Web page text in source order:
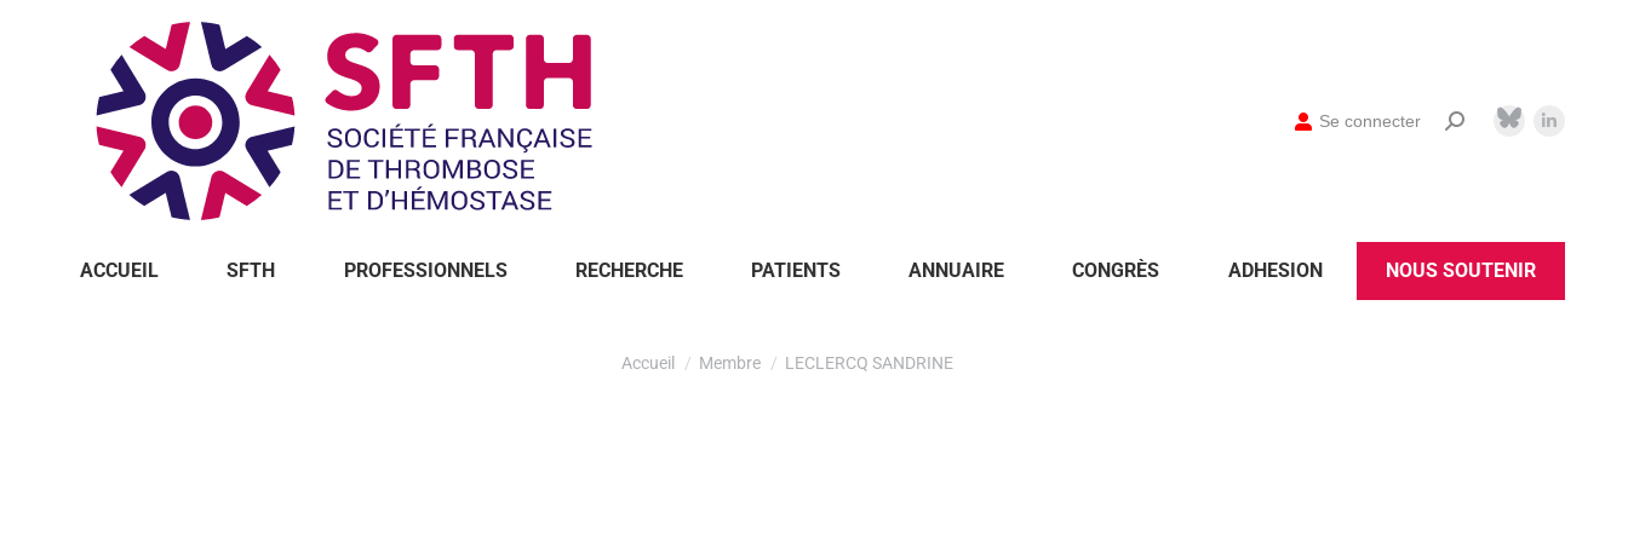
Se connecter
ACCUEIL SFTH PROFESSIONNELS RECHERCHE PATIENTS ANNUAIRE CONGRÈS ADHESION NOUS SOUTENIR
Accueil Membre LECLERCQ SANDRINE